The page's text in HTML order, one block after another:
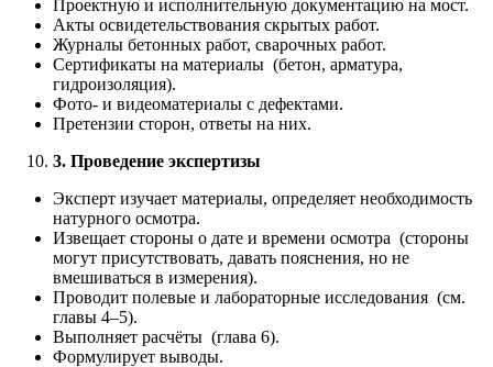
Проектную и исполнительную документацию на мост.
Акты освидетельствования скрытых работ.
Журналы бетонных работ, сварочных работ.
Сертификаты на материалы (бетон, арматура,
гидроизоляция).
Фото- и видеоматериалы с дефектами.
Претензии сторон, ответы на них.
3. Проведение экспертизы
Эксперт изучает материалы, определяет необходимость
натурного осмотра.
Извещает стороны о дате и времени осмотра (стороны
могут присутствовать, давать пояснения, но не
вмешиваться в измерения).
Проводит полевые и лабораторные исследования (см.
главы 4–5).
Выполняет расчёты (глава 6).
Формулирует выводы.